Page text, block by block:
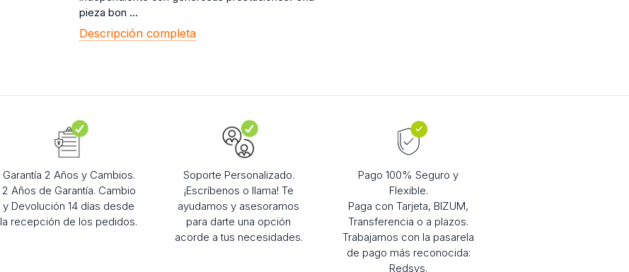
pieza bon ...
Descripción completa
Garantía 2 Años y Cambios.
2 Años de Garantía. Cambio
y Devolución 14 días desde
la recepción de los pedidos.
Soporte Personalizado.
¡Escríbenos o llama! Te
ayudamos y asesoramos
para darte una opción
acorde a tus necesidades.
Pago 100% Seguro y
Flexible.
Paga con Tarjeta, BIZUM,
Transferencia o a plazos.
Trabajamos con la pasarela
de pago más reconocida:
Redsys.